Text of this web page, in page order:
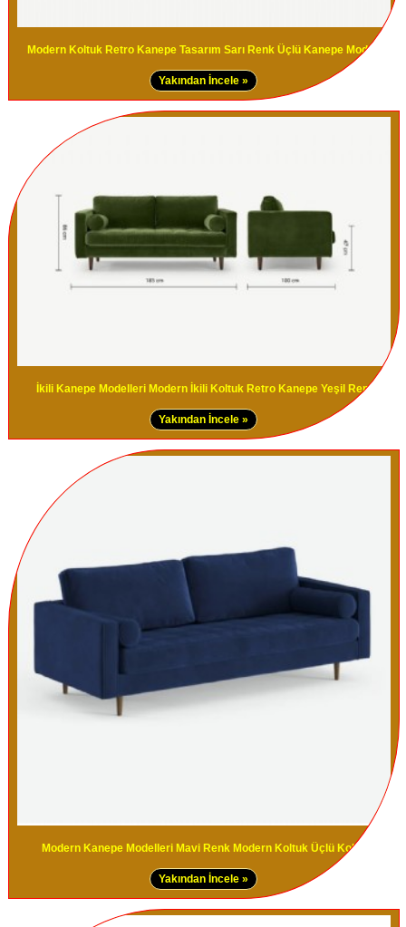
Modern Koltuk Retro Kanepe Tasarım Sarı Renk Üçlü Kanepe Modern
Yakından İncele »
İkili Kanepe Modelleri Modern İkili Koltuk Retro Kanepe Yeşil Renk
Yakından İncele »
Modern Kanepe Modelleri Mavi Renk Modern Koltuk Üçlü Koltuk
Yakından İncele »